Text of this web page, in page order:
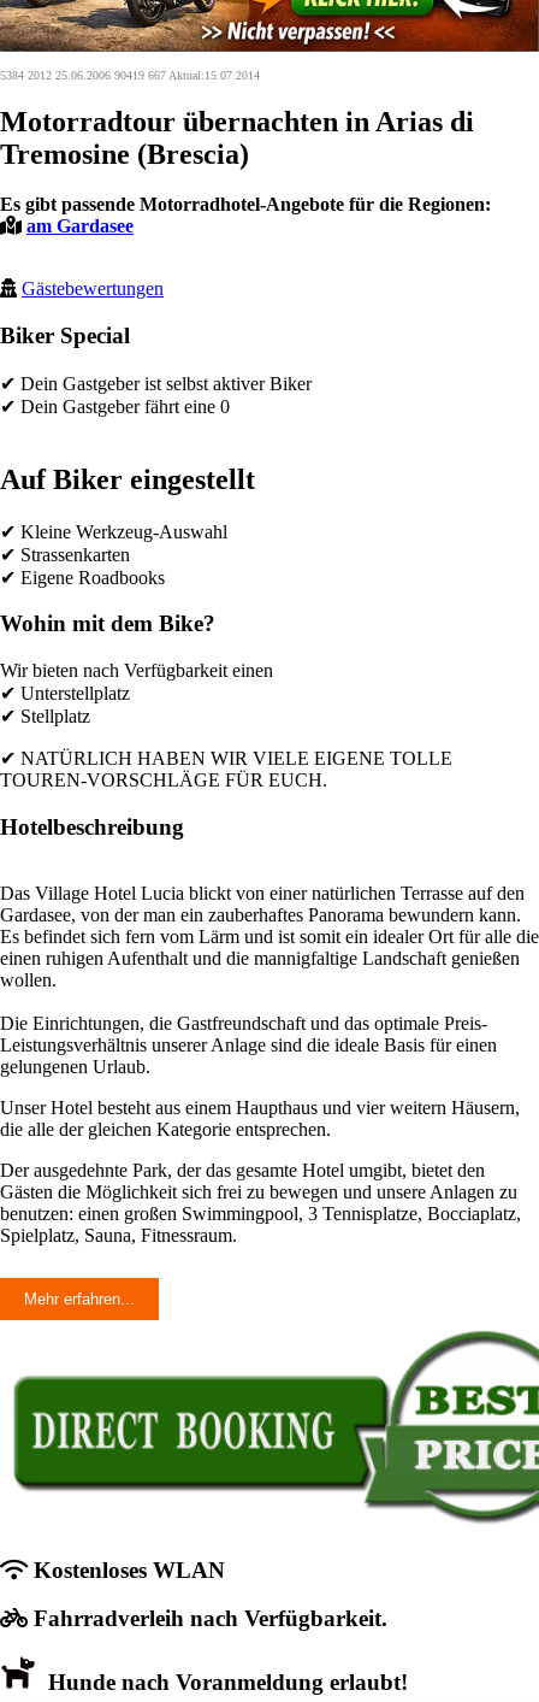
5384 2012 25.06.2006 90419 667 Aktual:15.07.2014
Motorradtour übernachten in Arias di
Tremosine (Brescia)
Es gibt passende Motorradhotel-Angebote für die Regionen:
am Gardasee
Gästebewertungen
Biker Special
✔ Dein Gastgeber ist selbst aktiver Biker
✔ Dein Gastgeber fährt eine 0
Auf Biker eingestellt
✔ Kleine Werkzeug-Auswahl
✔ Strassenkarten
✔ Eigene Roadbooks
Wohin mit dem Bike?
Wir bieten nach Verfügbarkeit einen
✔ Unterstellplatz
✔ Stellplatz
✔ NATÜRLICH HABEN WIR VIELE EIGENE TOLLE
TOUREN-VORSCHLÄGE FÜR EUCH.
Hotelbeschreibung
Das Village Hotel Lucia blickt von einer natürlichen Terrasse auf den
Gardasee, von der man ein zauberhaftes Panorama bewundern kann.
Es befindet sich fern vom Lärm und ist somit ein idealer Ort für alle die
einen ruhigen Aufenthalt und die mannigfaltige Landschaft genießen
wollen.
Die Einrichtungen, die Gastfreundschaft und das optimale Preis-
Leistungsverhältnis unserer Anlage sind die ideale Basis für einen
gelungenen Urlaub.
Unser Hotel besteht aus einem Haupthaus und vier weitern Häusern,
die alle der gleichen Kategorie entsprechen.
Der ausgedehnte Park, der das gesamte Hotel umgibt, bietet den
Gästen die Möglichkeit sich frei zu bewegen und unsere Anlagen zu
benutzen: einen großen Swimmingpool, 3 Tennisplatze, Bocciaplatz,
Spielplatz, Sauna, Fitnessraum.
Mehr erfahren...
Kostenloses WLAN
Fahrradverleih nach Verfügbarkeit.
Hunde nach Voranmeldung erlaubt!